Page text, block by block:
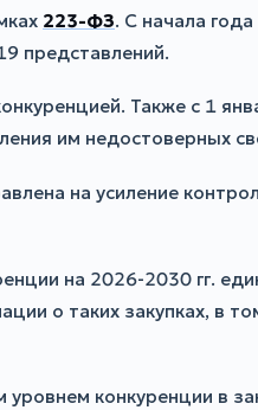
223-ФЗ. С начала
представлений.
Также с 1
им недостоверных
на усиление
на 2026-2030 гг.
о таких закупках, в
конкуренции в